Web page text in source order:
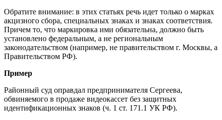
Обратите внимание: в этих статьях речь идет только о марках
акцизного сбора, специальных знаках и знаках соответствия.
Причем то, что маркировка ими обязательна, должно быть
установлено федеральным, а не региональным
законодательством (например, не правительством г. Москвы, а
Правительством РФ).
Пример
Районный суд оправдал предпринимателя Сергеева,
обвиняемого в продаже видеокассет без защитных
идентификационных знаков (ч. 1 ст. 171.1 УК РФ).